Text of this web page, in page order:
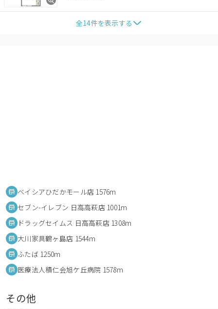
全14件を表示する
ベイシアひだかモール店 1576m
セブン-イレブン 日高高萩店 1001m
ドラッグセイムス 日高高萩店 1308m
大川家具鶴ヶ島店 1544m
ふたば 1250m
医療法人積仁会旭ケ丘病院 1578m
その他